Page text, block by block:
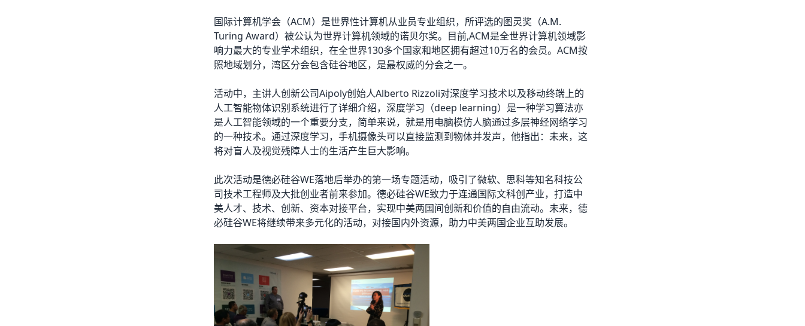
国际计算机学会（ACM）是世界性计算机从业员专业组织，所评选的图灵奖（A.M.
Turing Award）被公认为世界计算机领域的诺贝尔奖。目前,ACM是全世界计算机领域影
响力最大的专业学术组织，在全世界130多个国家和地区拥有超过10万名的会员。ACM按
照地域划分，湾区分会包含硅谷地区，是最权威的分会之一。
活动中，主讲人创新公司Aipoly创始人Alberto Rizzoli对深度学习技术以及移动终端上的
人工智能物体识别系统进行了详细介绍，深度学习（deep learning）是一种学习算法亦
是人工智能领域的一个重要分支，简单来说，就是用电脑模仿人脑通过多层神经网络学习
的一种技术。通过深度学习，手机摄像头可以直接监测到物体并发声，他指出：未来，这
将对盲人及视觉残障人士的生活产生巨大影响。
此次活动是德必硅谷WE落地后举办的第一场专题活动，吸引了微软、思科等知名科技公
司技术工程师及大批创业者前来参加。德必硅谷WE致力于连通国际文科创产业，打造中
美人才、技术、创新、资本对接平台，实现中美两国间创新和价值的自由流动。未来，德
必硅谷WE将继续带来多元化的活动，对接国内外资源，助力中美两国企业互助发展。